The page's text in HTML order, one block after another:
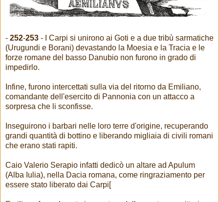
- 252-253 - I Carpi si unirono ai Goti e a due tribù sarmatiche
(Urugundi e Borani) devastando la Moesia e la Tracia e le
forze romane del basso Danubio non furono in grado di
impedirlo.
Infine, furono intercettati sulla via del ritorno da Emiliano,
comandante dell'esercito di Pannonia con un attacco a
sorpresa che li sconfisse.
Inseguirono i barbari nelle loro terre d'origine, recuperando
grandi quantità di bottino e liberando migliaia di civili romani
che erano stati rapiti.
Caio Valerio Serapio infatti dedicò un altare ad Apulum
(Alba Iulia), nella Dacia romana, come ringraziamento per
essere stato liberato dai Carpi[